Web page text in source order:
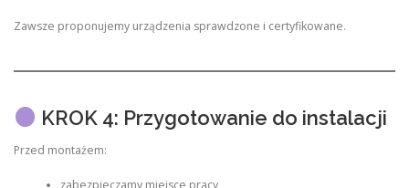
Zawsze proponujemy urządzenia sprawdzone i certyfikowane.
KROK 4: Przygotowanie do instalacji
Przed montażem: